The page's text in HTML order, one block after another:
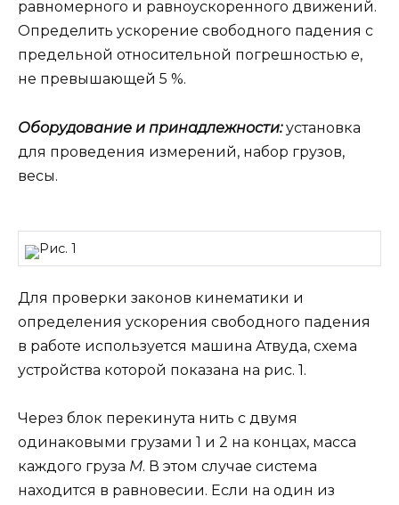
равномерного и равноускоренного движений.
Определить ускорение свободного падения с
предельной относительной погрешностью e,
не превышающей 5 %.
Оборудование и принадлежности:установка
для проведения измерений, набор грузов,
весы.
Рис. 1
Для проверки законов кинематики и
определения ускорения свободного падения
в работе используется машина Атвуда, схема
устройства которой показана на рис. 1.
Через блок перекинута нить с двумя
одинаковыми грузами 1 и 2 на концах, масса
каждого груза М. В этом случае система
находится в равновесии. Если на один из